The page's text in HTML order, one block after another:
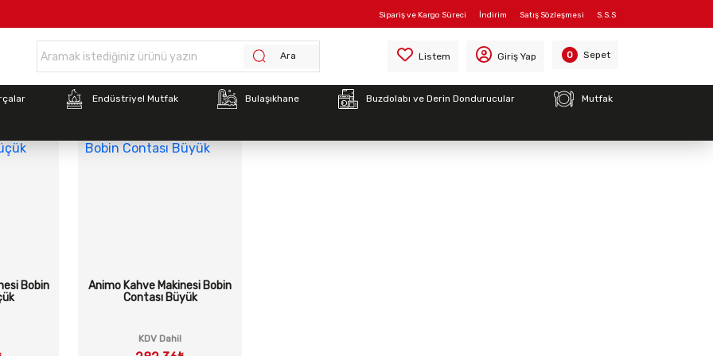
S.S.S
Satış Sözleşmesi
İndirim
Sipariş ve Kargo Süreci
Ara Listem Giriş Yap 0 Sepet
Endüstriyel Mutfak Bulaşıkhane Buzdolabı ve Derin Dondurucular Mutfak
Bobin
Animo Kahve Makinesi Bobin
Contası Büyük
KDV Dahil